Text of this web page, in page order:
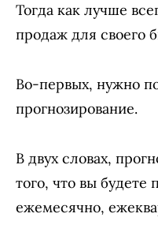
Тогда как лучше
продаж для своего
Во-первых, нужно
прогнозирование.
В двух словах,
того, что вы будете
ежемесячно,